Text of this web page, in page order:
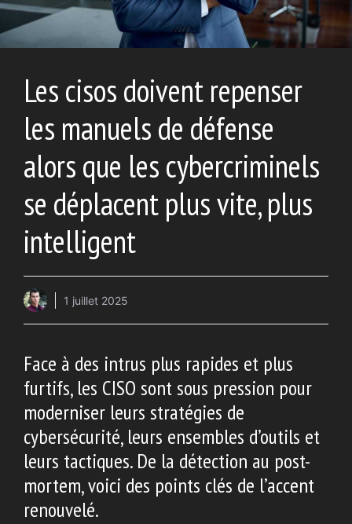
Les cisos doivent repenser
les manuels de défense
alors que les cybercriminels
se déplacent plus vite, plus
intelligent
1 juillet 2025
Face à des intrus plus rapides et plus
furtifs, les CISO sont sous pression pour
moderniser leurs stratégies de
cybersécurité, leurs ensembles d’outils et
leurs tactiques. De la détection au post-
mortem, voici des points clés de l’accent
renouvelé.